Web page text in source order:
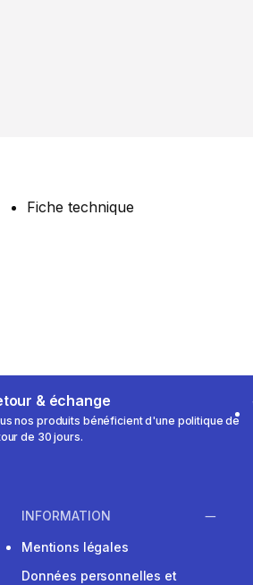
Fiche technique
& échange
nos produits bénéficient d'une politique de
de 30 jours.
INFORMATION
Mentions légales
Données personnelles et